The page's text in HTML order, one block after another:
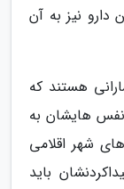
دارو نیز به آن
هستند که
نفس هایشان به
شهر اقلامی
باید